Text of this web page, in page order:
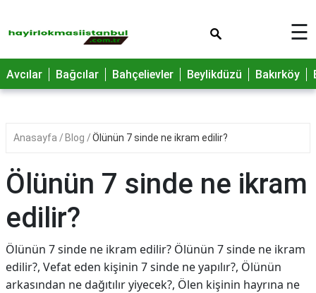
☰
Avcılar Bağcılar Bahçelievler Beylikdüzü Bakırköy
Anasayfa Blog Ölünün 7 sinde ne ikram edilir?
Ölünün 7 sinde ne ikram
edilir?
Ölünün 7 sinde ne ikram edilir? Ölünün 7 sinde ne ikram
edilir?, Vefat eden kişinin 7 sinde ne yapılır?, Ölünün
arkasından ne dağıtılır yiyecek?, Ölen kişinin hayrına ne